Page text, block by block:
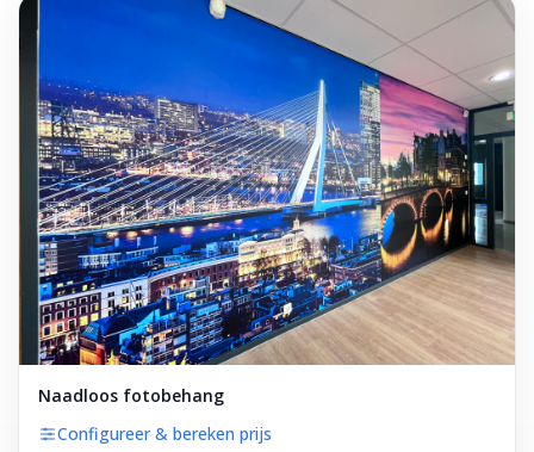
Naadloos fotobehang
Configureer & bereken prijs